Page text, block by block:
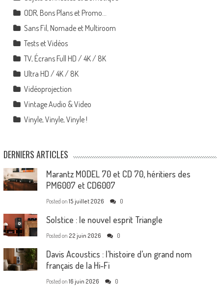
ODR, Bons Plans et Promo…
Sans Fil, Nomade et Multiroom
Tests et Vidéos
TV, Écrans Full HD / 4K / 8K
Ultra HD / 4K / 8K
Vidéoprojection
Vintage Audio & Video
Vinyle, Vinyle, Vinyle !
DERNIERS ARTICLES
Marantz MODEL 70 et CD 70, héritiers des
PM6007 et CD6007
Posted on 15 juillet 2026 0
Solstice : le nouvel esprit Triangle
Posted on 22 juin 2026 0
Davis Acoustics : l’histoire d’un grand nom
français de la Hi-Fi
Posted on 16 juin 2026 0